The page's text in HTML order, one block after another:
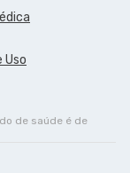
Uso
de saúde é de